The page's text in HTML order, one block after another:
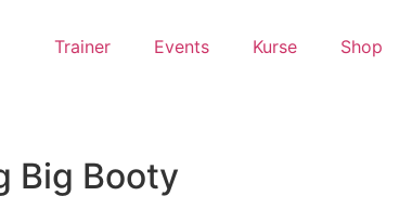
Trainer Events Kurse Shop
Big Booty